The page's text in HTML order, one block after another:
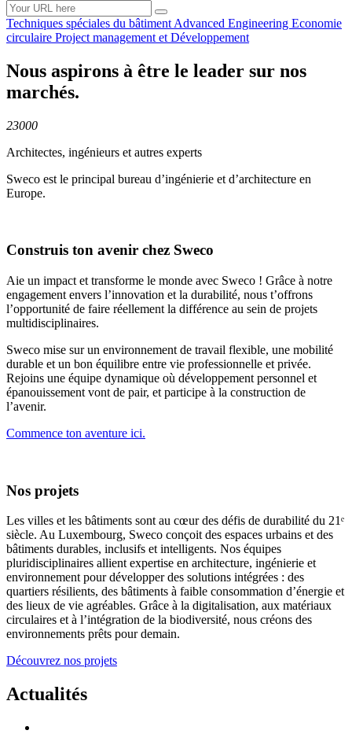
Techniques spéciales du bâtiment Advanced Engineering Economie
circulaire Project management et Développement
Nous aspirons à être le leader sur nos
marchés.
23000
Architectes, ingénieurs et autres experts
Sweco est le principal bureau d’ingénierie et d’architecture en
Europe.
Construis ton avenir chez Sweco
Aie un impact et transforme le monde avec Sweco ! Grâce à notre
engagement envers l’innovation et la durabilité, nous t’offrons
l’opportunité de faire réellement la différence au sein de projets
multidisciplinaires.
Sweco mise sur un environnement de travail flexible, une mobilité
durable et un bon équilibre entre vie professionnelle et privée.
Rejoins une équipe dynamique où développement personnel et
épanouissement vont de pair, et participe à la construction de
l’avenir.
Commence ton aventure ici.
Nos projets
Les villes et les bâtiments sont au cœur des défis de durabilité du 21ᵉ
siècle. Au Luxembourg, Sweco conçoit des espaces urbains et des
bâtiments durables, inclusifs et intelligents. Nos équipes
pluridisciplinaires allient expertise en architecture, ingénierie et
environnement pour développer des solutions intégrées : des
quartiers résilients, des bâtiments à faible consommation d’énergie et
des lieux de vie agréables. Grâce à la digitalisation, aux matériaux
circulaires et à l’intégration de la biodiversité, nous créons des
environnements prêts pour demain.
Découvrez nos projets
Actualités